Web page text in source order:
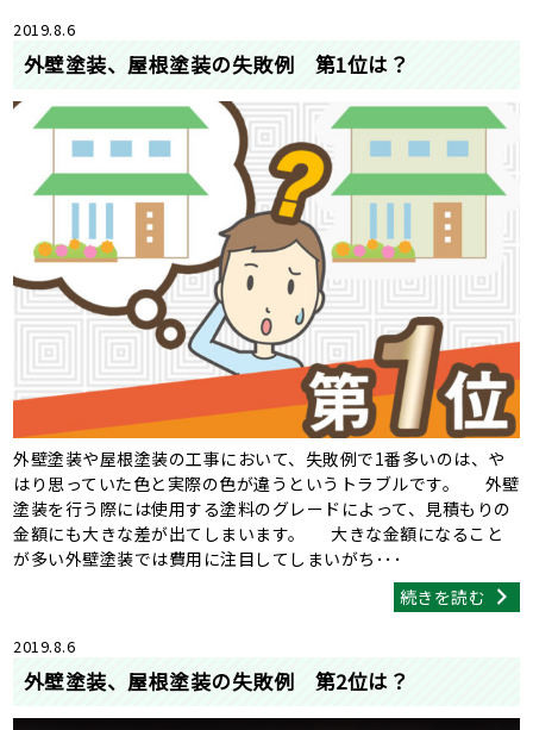
2019.8.6
外壁塗装、屋根塗装の失敗例 第1位は？
外壁塗装や屋根塗装の工事において、失敗例で1番多いのは、や
はり思っていた色と実際の色が違うというトラブルです。 外壁
塗装を行う際には使用する塗料のグレードによって、見積もりの
金額にも大きな差が出てしまいます。 大きな金額になること
が多い外壁塗装では費用に注目してしまいがち･･･
続きを読む
2019.8.6
外壁塗装、屋根塗装の失敗例 第2位は？